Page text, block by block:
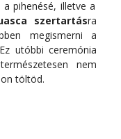
pihenésé, illetve a
szertartásra
megismerni a
utóbbi ceremónia
nem
töltöd.